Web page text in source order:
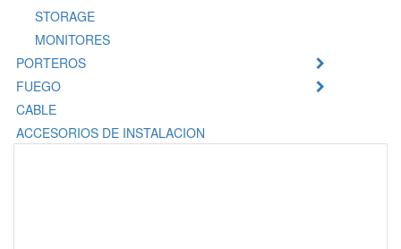
STORAGE
MONITORES
PORTEROS
FUEGO
CABLE
ACCESORIOS DE INSTALACION